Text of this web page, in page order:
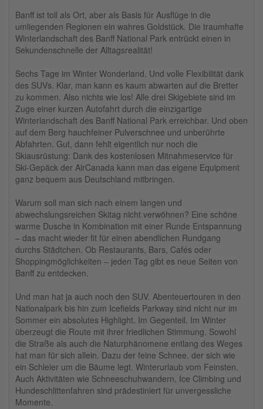
Banff ist toll als Ort, aber als Basis für Ausflüge in die
umliegenden Regionen ein wahres Goldstück. Die traumhafte
Winterlandschaft des Banff National Park entrückt einen in
Sekundenschnelle der Alltagsrealität!
Sechs Tage im Winter Wonderland. Und volle Flexibilität dank
des SUVs. Klar, man kann es kaum abwarten auf die Bretter
zu kommen. Also nichts wie los! Alle drei Skigebiete sind im
Zuge einer kurzen Autofahrt durch die einzigartige
Winterlandschaft des Banff National Park erreichbar. Und oben
auf dem Berg hauchfeiner Pulverschnee und unberührte
Abfahrten. Gut, dann fehlt eigentlich nur noch die
Skiausrüstung: Dank des kostenlosen Mitnahmeservice für
Ski-Gepäck der AirCanada kann man das eigene Equipment
ganz bequem aus Deutschland mitbringen.
Warum soll man sich nach einem langen und
abwechslungsreichen Skitag nicht verwöhnen? Eine schöne
warme Dusche in Kombination mit einer Runde Entspannung
– das macht wieder fit für einen abendlichen Rundgang
durchs Städtchen. Ob Restaurants, Bars, Cafés oder
Shoppingmöglichkeiten – jeden Tag gibt es neue Seiten von
Banff zu entdecken.
Und man hat ja auch noch den SUV. Abenteuertouren in den
Nationalpark bis hin zum Icefields Parkway sind nicht nur im
Sommer ein absolutes Highlight. Im Gegenteil. Im Winter
überzeugt die Route mit ihrer friedlichen Stimmung. Sowohl
die Straße als auch die Naturphänomene entlang des Weges
hat man für sich allein. Dazu der feine Schnee, der sich wie
ein Schleier um die Bäume legt. Winterurlaub vom Feinsten.
Auch Aktivitäten wie Schneeschuhwandern, Ice Climbing und
Hundeschlittenfahren sind prädestiniert für unvergessliche
Momente.